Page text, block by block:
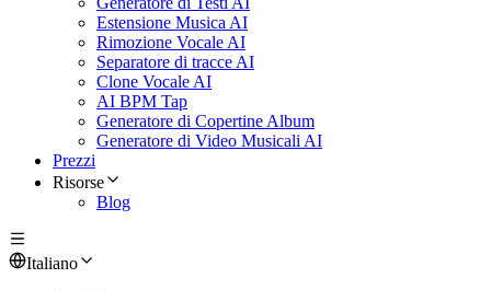
Estensione Musica AI
Rimozione Vocale AI
Separatore di tracce AI
Clone Vocale AI
AI BPM Tap
Generatore di Copertine Album
Generatore di Video Musicali AI
Prezzi
Risorse
Blog
Italiano